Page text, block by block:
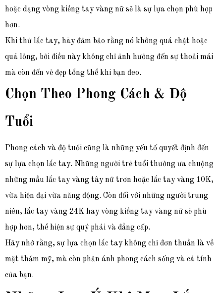
hoặc dạng vòng kiềng tay vàng nữ sẽ là sự lựa chọn phù hợp
hơn.
Khi thử lắc tay, hãy đảm bảo rằng nó không quá chật hoặc
quá lỏng, bởi điều này không chỉ ảnh hưởng đến sự thoải mái
mà còn đến vẻ đẹp tổng thể khi bạn đeo.
Chọn Theo Phong Cách & Độ
Tuổi
Phong cách và độ tuổi cũng là những yếu tố quyết định đến
sự lựa chọn lắc tay. Những người trẻ tuổi thường ưa chuộng
những mẫu lắc tay vàng tây nữ trơn hoặc lắc tay vàng 10K,
vừa hiện đại vừa năng động. Còn đối với những người trung
niên, lắc tay vàng 24K hay vòng kiềng tay vàng nữ sẽ phù
hợp hơn, thể hiện sự quý phái và đẳng cấp.
Hãy nhớ rằng, sự lựa chọn lắc tay không chỉ đơn thuần là về
mặt thẩm mỹ, mà còn phản ánh phong cách sống và cá tính
của bạn.